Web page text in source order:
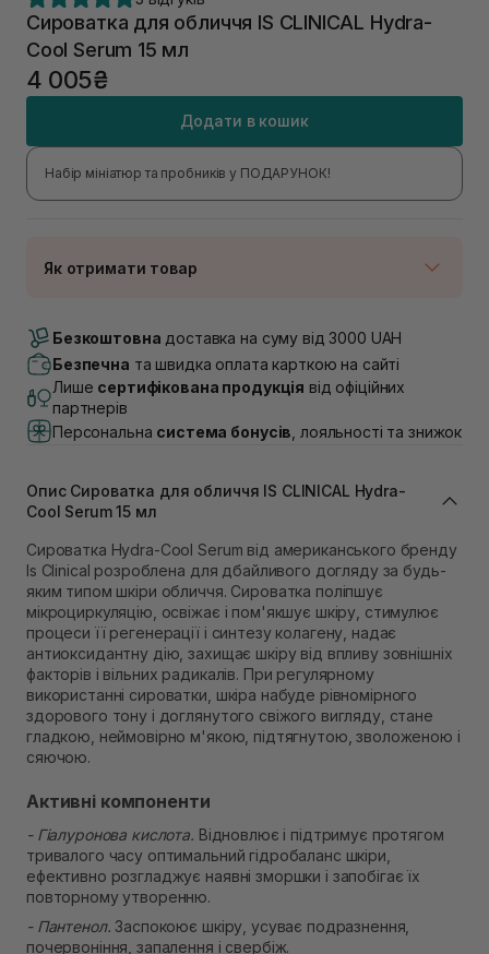
Сироватка для обличчя IS CLINICAL Hydra-
Cool Serum 15 мл
4 005₴
Додати в кошик
Набір мініатюр та пробників у ПОДАРУНОК!
Як отримати товар
В наявності
Самовивіз м. Луцьк, вул. Винниченка 4
В наявності
Самовивіз м. Львів, вул. Академіка Підстригача, 1В
(Duck’s Lake)
В наявності
В наявності
Самовивіз м. Львів, вул. Степана Бандери 45
Самовивіз м. Рівне, вул. 16-го Липня, 15
В наявності
Самовивіз м. Рівне, вул. Кулика і Гудачека 23 (ТЦ
Екватор)
В наявності
Безкоштовна доставка на суму від 3000 UAH
Безпечна та швидка оплата карткою на сайті
Лише сертифікована продукція від офіційних
партнерів
Персональна система бонусів , лояльності та знижок
Опис Сироватка для обличчя IS CLINICAL Hydra-
Cool Serum 15 мл
Сироватка Hydra-Cool Serum від американського бренду
Is Clinical розроблена для дбайливого догляду за будь-
яким типом шкіри обличчя. Сироватка поліпшує
мікроциркуляцію, освіжає і пом'якшує шкіру, стимулює
процеси її регенерації і синтезу колагену, надає
антиоксидантну дію, захищає шкіру від впливу зовнішніх
факторів і вільних радикалів. При регулярному
використанні сироватки, шкіра набуде рівномірного
здорового тону і доглянутого свіжого вигляду, стане
гладкою, неймовірно м'якою, підтягнутою, зволоженою і
сяючою.
Активні компоненти
- Гіалуронова кислота. Відновлює і підтримує протягом
тривалого часу оптимальний гідробаланс шкіри,
ефективно розгладжує наявні зморшки і запобігає їх
повторному утворенню.
- Пантенол. Заспокоює шкіру, усуває подразнення,
почервоніння, запалення і свербіж.